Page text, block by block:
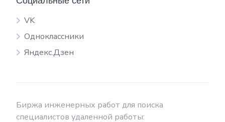
VK
Одноклассники
Яндекс.Дзен
Биржа инженерных работ для поиска
специалистов удаленной работы: